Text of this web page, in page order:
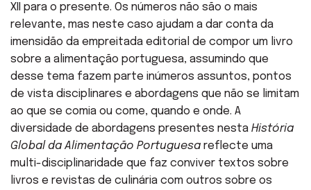
XII para o presente. Os números não são o mais
relevante, mas neste caso ajudam a dar conta da
imensidão da empreitada editorial de compor um livro
sobre a alimentação portuguesa, assumindo que
desse tema fazem parte inúmeros assuntos, pontos
de vista disciplinares e abordagens que não se limitam
ao que se comia ou come, quando e onde. A
diversidade de abordagens presentes nesta História
Global da Alimentação Portuguesa reflecte uma
multi-disciplinaridade que faz conviver textos sobre
livros e revistas de culinária com outros sobre os